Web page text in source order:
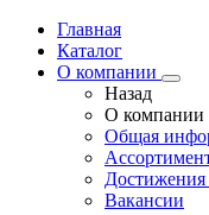
Главная
Каталог
О компании
Назад
О компании
Общая
Вакансии